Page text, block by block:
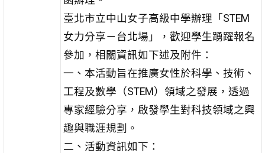
臺北市立中山女子高級中學辦理「STEM
女力分享－台北場」，歡迎學生踴躍報名
參加，相關資訊如下述及附件：
一、本活動旨在推廣女性於科學、技術、
工程及數學（STEM）領域之發展，透過
專家經驗分享，啟發學生對科技領域之興
趣與職涯規劃。
二、活動資訊如下：